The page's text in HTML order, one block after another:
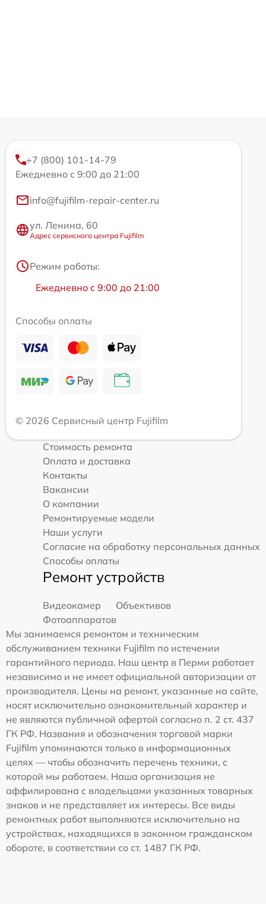
+7 (800) 101-14-79
Ежедневно с 9:00 до 21:00
info@fujifilm-repair-center.ru
ул. Ленина, 60
Адрес сервисного центра Fujifilm
Режим работы:
Ежедневно с 9:00 до 21:00
Способы оплаты
© 2026 Сервисный центр Fujifilm
Стоимость ремонта
Оплата и доставка
Контакты
Вакансии
О компании
Ремонтируемые модели
Наши услуги
Согласие на обработку персональных данных
Способы оплаты
Ремонт устройств
Видеокамер
Объективов
Фотоаппаратов
Мы занимаемся ремонтом и техническим
обслуживанием техники Fujifilm по истечении
гарантийного периода. Наш центр в Перми работает
независимо и не имеет официальной авторизации от
производителя. Цены на ремонт, указанные на сайте,
носят исключительно ознакомительный характер и
не являются публичной офертой согласно п. 2 ст. 437
ГК РФ. Названия и обозначения торговой марки
Fujifilm упоминаются только в информационных
целях — чтобы обозначить перечень техники, с
которой мы работаем. Наша организация не
аффилирована с владельцами указанных товарных
знаков и не представляет их интересы. Все виды
ремонтных работ выполняются исключительно на
устройствах, находящихся в законном гражданском
обороте, в соответствии со ст. 1487 ГК РФ.